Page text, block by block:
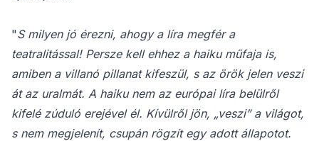
"S milyen jó érezni, ahogy a líra megfér a
teatralitással! Persze kell ehhez a haiku műfaja is,
amiben a villanó pillanat kifeszül, s az örök jelen veszi
át az uralmát. A haiku nem az európai líra belülről
kifelé zúduló erejével él. Kívülről jön, „veszi” a világot,
s nem megjelenít, csupán rögzít egy adott állapotot.